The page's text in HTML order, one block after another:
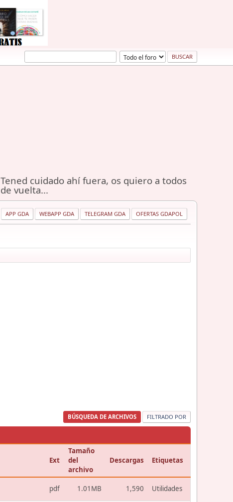
Tened cuidado ahí fuera, os quiero a todos
de vuelta...
APP GDA WEBAPP GDA TELEGRAM GDA OFERTAS GDAPOL
BÚSQUEDA DE ARCHIVOS FILTRADO POR
Ext
Tamaño
del
archivo
Descargas Etiquetas
pdf 1.01MB 1,590 Utilidades